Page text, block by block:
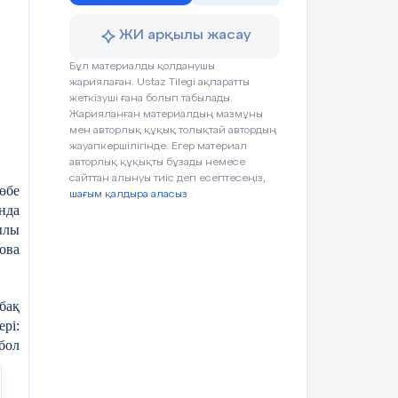
I.
ЖИ арқылы жасау
Бұл материалды қолданушы
жариялаған. Ustaz Tilegi ақпаратты
жеткізуші ғана болып табылады.
Жарияланған материалдың мазмұны
мен авторлық құқық толықтай автордың
жауапкершілігінде. Егер материал
авторлық құқықты бұзады немесе
сайттан алынуы тиіс деп есептесеңіз,
шағым қалдыра аласыз